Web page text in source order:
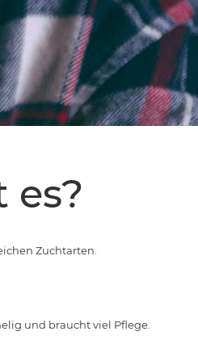
Zuchtarten.
und braucht viel Pflege.